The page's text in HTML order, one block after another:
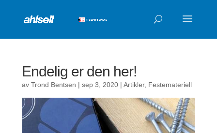
Endelig er den her!
av Trond Bentsen | sep 3, 2020| Artikler, Festemateriell